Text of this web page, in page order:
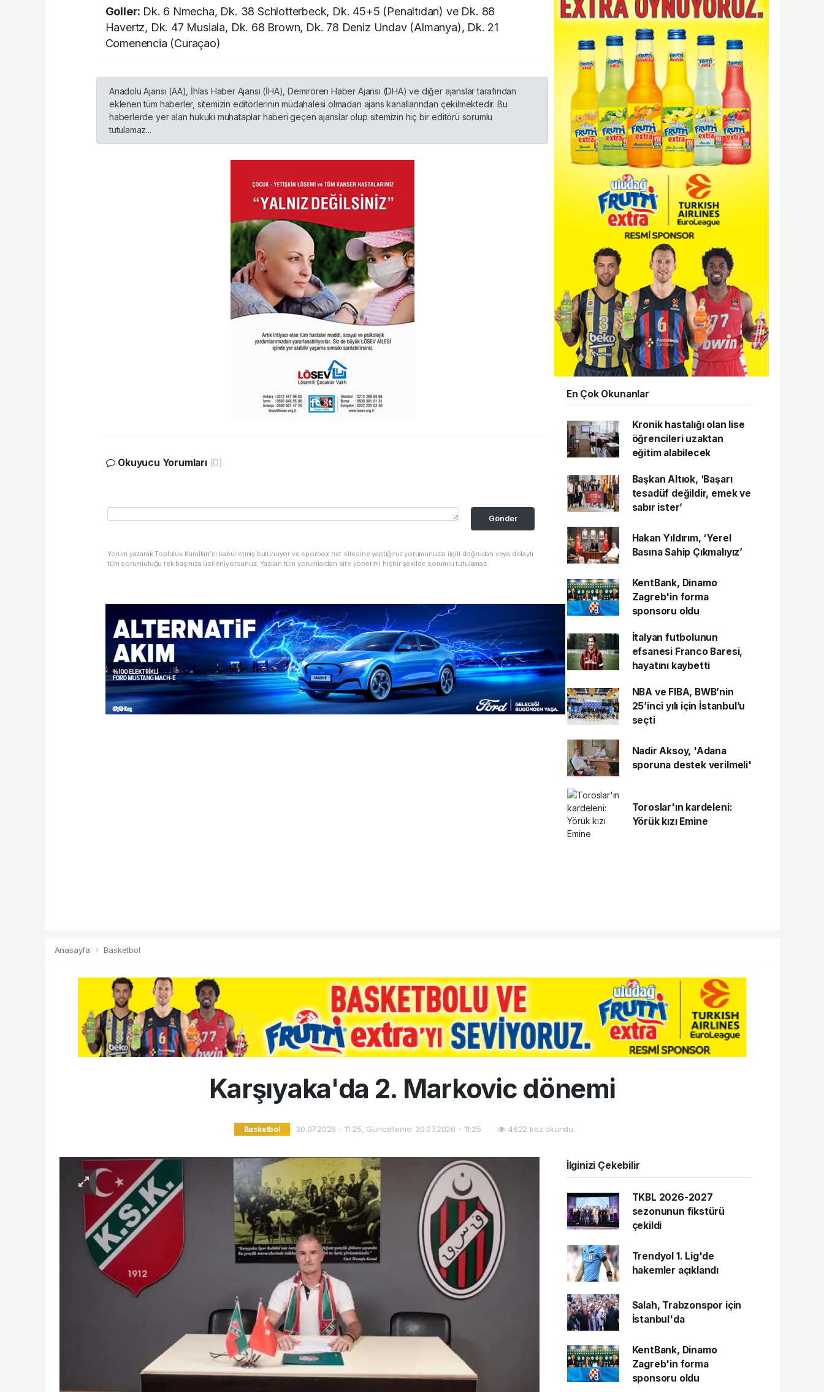
Goller: Dk. 6 Nmecha, Dk. 38 Schlotterbeck, Dk. 45+5 (Penaltıdan) ve Dk. 88
Havertz, Dk. 47 Musiala, Dk. 68 Brown, Dk. 78 Deniz Undav (Almanya), Dk. 21
Comenencia (Curaçao)
Anadolu Ajansı (AA), İhlas Haber Ajansı (İHA), Demirören Haber Ajansı (DHA) ve diğer ajanslar tarafından
eklenen tüm haberler, sitemizin editörlerinin müdahalesi olmadan ajans kanallarından çekilmektedir. Bu
haberlerde yer alan hukuki muhataplar haberi geçen ajanslar olup sitemizin hiç bir editörü sorumlu
tutulamaz...
Okuyucu Yorumları (0)
Gönder
Yorum yazarak Topluluk Kuralları’nı kabul etmiş bulunuyor ve sporbox.net sitesine yaptığınız yorumunuzla ilgili doğrudan veya dolaylı
tüm sorumluluğu tek başınıza üstleniyorsunuz. Yazılan tüm yorumlardan site yönetimi hiçbir şekilde sorumlu tutulamaz.
En Çok Okunanlar
Kronik hastalığı olan lise
öğrencileri uzaktan
eğitim alabilecek
Başkan Altıok, ‘Başarı
tesadüf değildir, emek ve
sabır ister’
Hakan Yıldırım, ‘Yerel
Basına Sahip Çıkmalıyız’
KentBank, Dinamo
Zagreb'in forma
sponsoru oldu
İtalyan futbolunun
efsanesi Franco Baresi,
hayatını kaybetti
NBA ve FIBA, BWB’nin
25’inci yılı için İstanbul’u
seçti
Nadir Aksoy, 'Adana
sporuna destek verilmeli'
Toroslar'ın kardeleni:
Yörük kızı Emine
Anasayfa Basketbol
Karşıyaka'da 2. Markovic dönemi
Basketbol 30.07.2026 - 11:25, Güncelleme: 30.07.2026 - 11:25 4822 kez okundu.
İlginizi Çekebilir
TKBL 2026-2027
sezonunun fikstürü
çekildi
Trendyol 1. Lig'de
hakemler açıklandı
Salah, Trabzonspor için
İstanbul'da
KentBank, Dinamo
Zagreb'in forma
sponsoru oldu